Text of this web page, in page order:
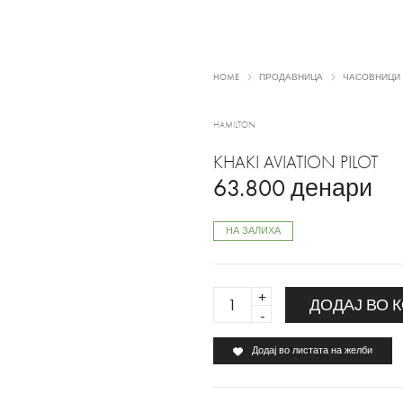
HOME ПРОДАВНИЦА ЧАСОВНИЦИ
HAMILTON
KHAKI AVIATION PILOT
63.800денари
НА ЗАЛИХА
KHAKI
AVIATION
PILOT
quantity
ДОДАЈ ВО
Додај во листата на желби